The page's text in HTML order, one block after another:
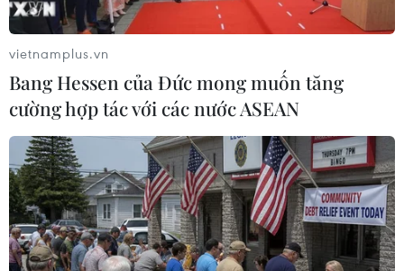
Phú Yên xét nghiệm sàng lọc SARS-CoV-2
đối với các nhân viên y tế
24/06/2021 10:26
Sở Y tế Phú Yên đã triển khai lấy mẫu xét nghiệm sàng
lọc SARS-CoV-2 đối với tất cả nhân viên y tế làm việc tại
Bệnh viện Đa khoa tỉnh Phú Yên và Phòng khám đa
vietnamplus.vn
Bang Hessen của Đức mong muốn tăng
cường hợp tác với các nước ASEAN